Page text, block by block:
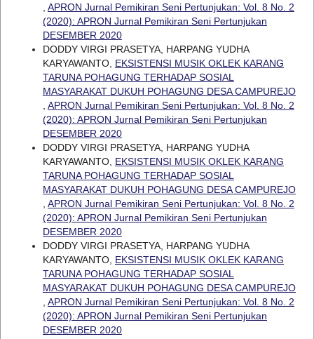
APRON Jurnal Pemikiran Seni Pertunjukan: Vol. 8 No. 2
(2020): APRON Jurnal Pemikiran Seni Pertunjukan
DESEMBER 2020
DODDY VIRGI PRASETYA, HARPANG YUDHA
KARYAWANTO, EKSISTENSI MUSIK OKLEK KARANG
TARUNA POHAGUNG TERHADAP SOSIAL
MASYARAKAT DUKUH POHAGUNG DESA CAMPUREJO
APRON Jurnal Pemikiran Seni Pertunjukan: Vol. 8 No. 2
(2020): APRON Jurnal Pemikiran Seni Pertunjukan
DESEMBER 2020
DODDY VIRGI PRASETYA, HARPANG YUDHA
KARYAWANTO, EKSISTENSI MUSIK OKLEK KARANG
TARUNA POHAGUNG TERHADAP SOSIAL
MASYARAKAT DUKUH POHAGUNG DESA CAMPUREJO
APRON Jurnal Pemikiran Seni Pertunjukan: Vol. 8 No. 2
(2020): APRON Jurnal Pemikiran Seni Pertunjukan
DESEMBER 2020
DODDY VIRGI PRASETYA, HARPANG YUDHA
KARYAWANTO, EKSISTENSI MUSIK OKLEK KARANG
TARUNA POHAGUNG TERHADAP SOSIAL
MASYARAKAT DUKUH POHAGUNG DESA CAMPUREJO
APRON Jurnal Pemikiran Seni Pertunjukan: Vol. 8 No. 2
(2020): APRON Jurnal Pemikiran Seni Pertunjukan
DESEMBER 2020